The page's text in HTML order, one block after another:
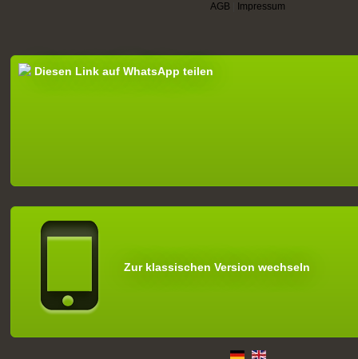
AGB Impressum
Diesen Link auf WhatsApp teilen
Zur klassischen Version wechseln